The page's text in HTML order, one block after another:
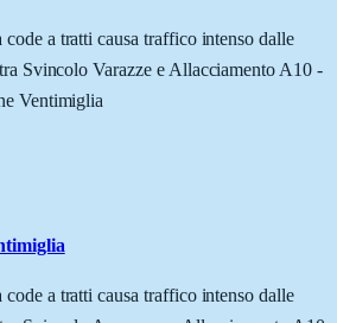
a tratti causa traffico intenso dalle
Svincolo Varazze e Allacciamento A10 -
Ventimiglia
a tratti causa traffico intenso dalle